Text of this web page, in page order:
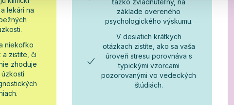
lekári na
niekoľko
zistite, či
zhoduje
ťažko zvládnuteľný, na
základe overeného
psychologického výskumu.
V desiatich krátkych
otázkach zistíte, ako sa vaša
úroveň stresu porovnáva s
typickými vzorcami
pozorovanými vo vedeckých
štúdiách.